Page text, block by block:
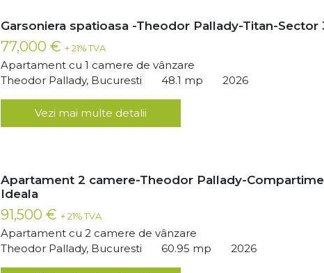
Garsoniera spatioasa -Theodor Pallady-Titan-Sector
77,000 € + 21% TVA
Apartament cu 1 camere de vânzare
Theodor Pallady, Bucuresti
48.1 mp 2026
Vezi mai multe detalii
Apartament 2 camere-Theodor Pallady-
Ideala
91,500 € + 21% TVA
Apartament cu 2 camere de vânzare
Theodor Pallady, Bucuresti
60.95 mp 2026